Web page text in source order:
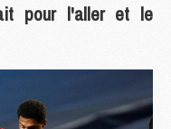
pour l'aller et le